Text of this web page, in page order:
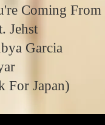
Coming From
Jehst
Garcia
For Japan)